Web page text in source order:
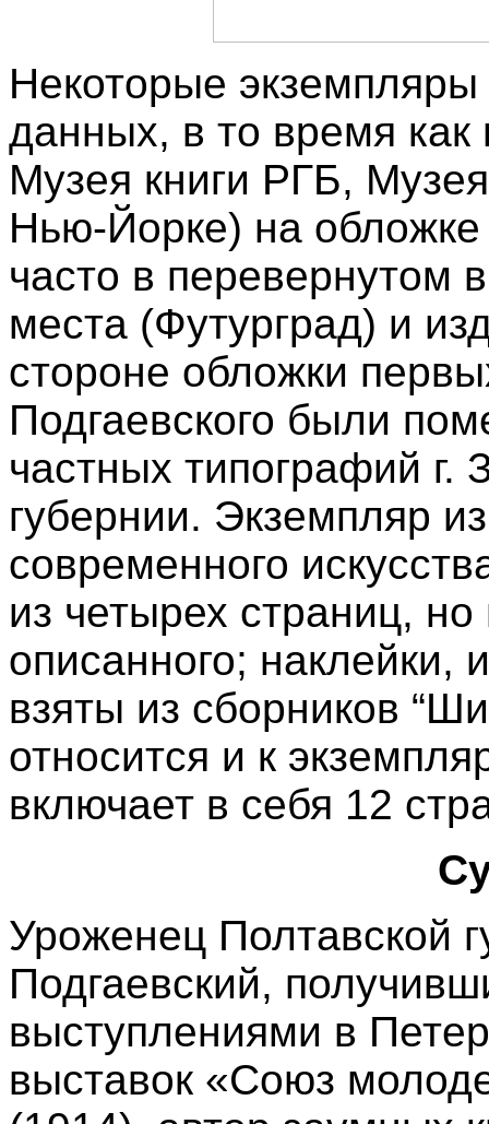
Некоторые
данных, в то время как
Музея книги РГБ,
Нью-Йорке) на
часто в перевернутом
места (Футурград) и
стороне обложки
Подгаевского были
частных типографий г.
губернии. Экземпляр
современного
из четырех страниц, но
описанного; наклейки,
взяты из сборников
относится и к
включает в себя 12
Уроженец Полтавской
Подгаевский,
выступлениями в
выставок «Союз